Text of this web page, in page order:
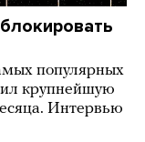
популярных
крупнейшую
Интервью